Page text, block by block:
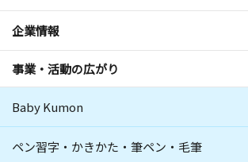
企業情報
事業・活動の広がり
Baby Kumon
ペン習字・かきかた・筆ペン・毛筆